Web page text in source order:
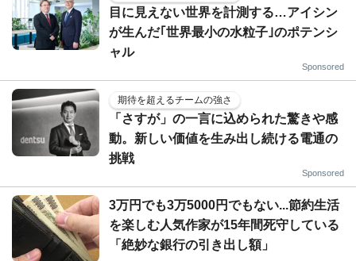
目に見えない世界を計測する…アイシン
が生んだ｢世界最小の水粒子｣のポテンシ
ャル
Sponsored
期待を超えるチームの強さ
「さすが」の一言に込められた驚きや感
動。新しい価値を生み出し続ける電通の
挑戦
Sponsored
3万円でも3万5000円でもない...節約生活
を楽しむ人気作家が15年間死守している
「絶妙な銀行の引き出し額」